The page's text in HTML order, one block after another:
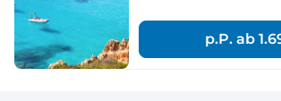
p.P. ab